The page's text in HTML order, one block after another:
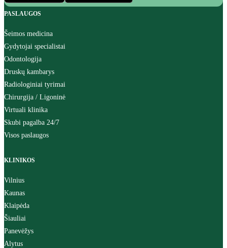
PASLAUGOS
Šeimos medicina
Gydytojai specialistai
Odontologija
Druskų kambarys
Radiologiniai tyrimai
Chirurgija / Ligoninė
Virtuali klinika
Skubi pagalba 24/7
Visos paslaugos
KLINIKOS
Vilnius
Kaunas
Klaipėda
Šiauliai
Panevėžys
Alytus